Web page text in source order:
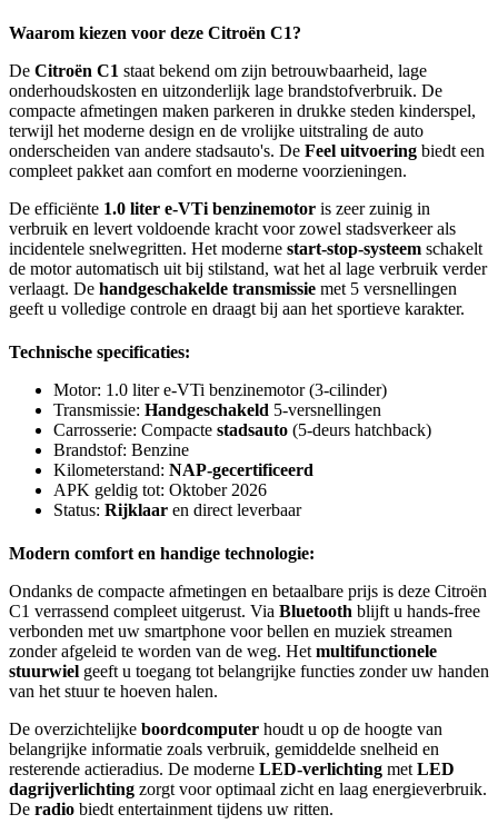
Waarom kiezen voor deze Citroën C1?
De Citroën C1 staat bekend om zijn betrouwbaarheid, lage
onderhoudskosten en uitzonderlijk lage brandstofverbruik. De
compacte afmetingen maken parkeren in drukke steden kinderspel,
terwijl het moderne design en de vrolijke uitstraling de auto
onderscheiden van andere stadsauto's. De Feel uitvoering biedt een
compleet pakket aan comfort en moderne voorzieningen.
De efficiënte 1.0 liter e-VTi benzinemotor is zeer zuinig in
verbruik en levert voldoende kracht voor zowel stadsverkeer als
incidentele snelwegritten. Het moderne start-stop-systeem schakelt
de motor automatisch uit bij stilstand, wat het al lage verbruik verder
verlaagt. De handgeschakelde transmissie met 5 versnellingen
geeft u volledige controle en draagt bij aan het sportieve karakter.
Technische specificaties:
Motor: 1.0 liter e-VTi benzinemotor (3-cilinder)
Transmissie: Handgeschakeld 5-versnellingen
Carrosserie: Compacte stadsauto (5-deurs hatchback)
Brandstof: Benzine
Kilometerstand: NAP-gecertificeerd
APK geldig tot: Oktober 2026
Status: Rijklaar en direct leverbaar
Modern comfort en handige technologie:
Ondanks de compacte afmetingen en betaalbare prijs is deze Citroën
C1 verrassend compleet uitgerust. Via Bluetooth blijft u hands-free
verbonden met uw smartphone voor bellen en muziek streamen
zonder afgeleid te worden van de weg. Het multifunctionele
stuurwiel geeft u toegang tot belangrijke functies zonder uw handen
van het stuur te hoeven halen.
De overzichtelijke boordcomputer houdt u op de hoogte van
belangrijke informatie zoals verbruik, gemiddelde snelheid en
resterende actieradius. De moderne LED-verlichting met LED
dagrijverlichting zorgt voor optimaal zicht en laag energieverbruik.
De radio biedt entertainment tijdens uw ritten.